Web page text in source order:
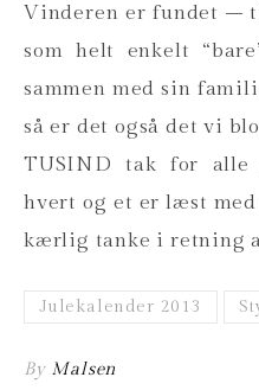
Vinderen er fundet –
som helt enkelt
sammen med sin
så er det også det vi
TUSIND tak for alle
hvert og et er læst
kærlig tanke i retning
Julekalender 2013
By Malsen